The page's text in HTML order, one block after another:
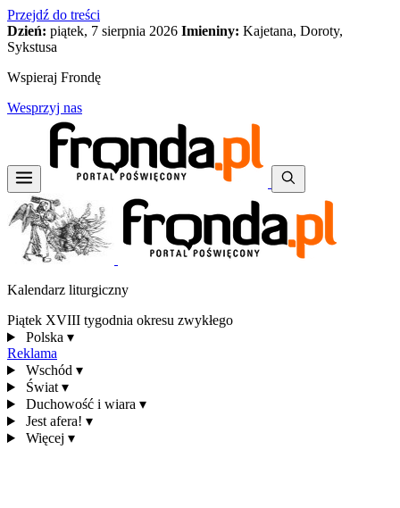
Przejdź do treści
Dzień: piątek, 7 sierpnia 2026 Imieniny: Kajetana, Doroty,
Sykstusa
Wspieraj Frondę
Wesprzyj nas
Kalendarz liturgiczny
Piątek XVIII tygodnia okresu zwykłego
Polska ▾
Reklama
Wschód ▾
Świat ▾
Duchowość i wiara ▾
Jest afera! ▾
Więcej ▾